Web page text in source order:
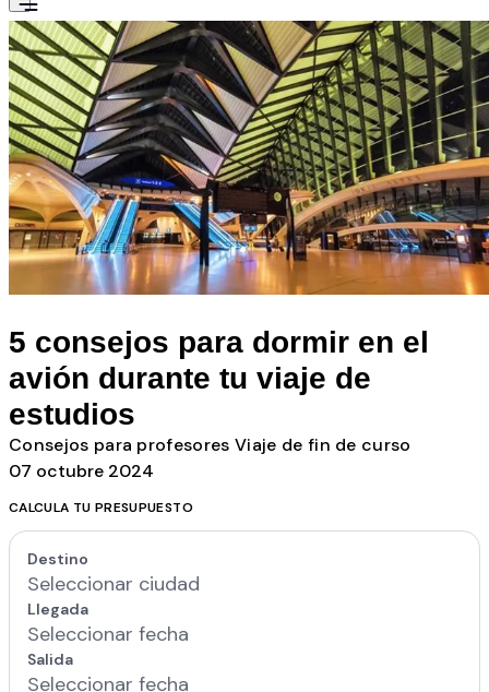
5 consejos para dormir en el
avión durante tu viaje de
estudios
Consejos para profesoresViaje de fin de curso
07 octubre 2024
CALCULA TU PRESUPUESTO